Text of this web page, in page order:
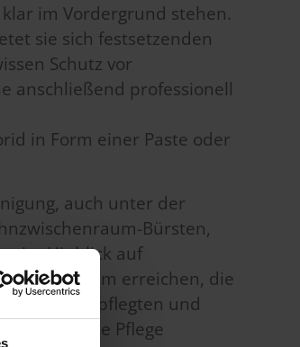
im Vordergrund stehen.
sie sich festsetzenden
Schutz vor
anschließend professionell
in Form einer Paste oder
auch unter der
Bürsten,
im Hinblick auf
Mundraum erreichen, die
einen gepflegten und
gründliche Pflege